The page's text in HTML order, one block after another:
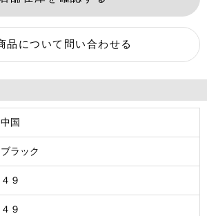
中国
ブラック
４９
４９